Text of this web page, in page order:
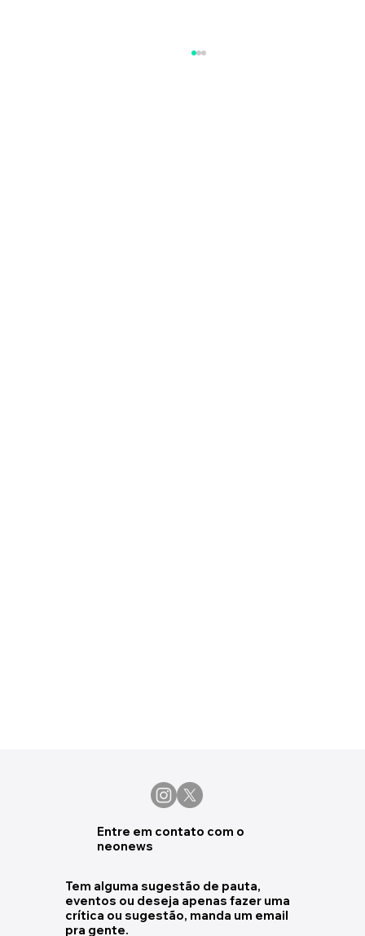
Entre em contato com o
neonews
Tem alguma sugestão de pauta,
eventos ou deseja apenas fazer uma
crítica ou sugestão, manda um email
pra gente.